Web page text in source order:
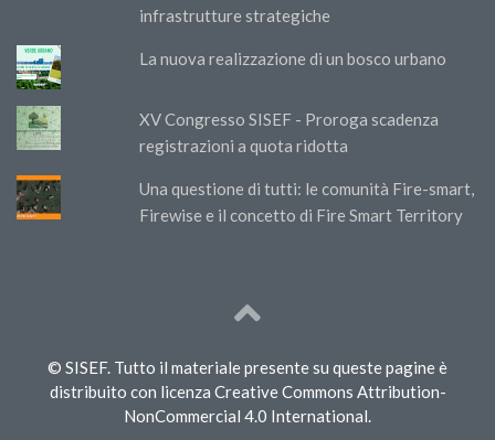
infrastrutture strategiche
La nuova realizzazione di un bosco urbano
XV Congresso SISEF - Proroga scadenza
registrazioni a quota ridotta
Una questione di tutti: le comunità Fire-smart,
Firewise e il concetto di Fire Smart Territory
© SISEF. Tutto il materiale presente su queste pagine è
distribuito con licenza Creative Commons Attribution-
NonCommercial 4.0 International.